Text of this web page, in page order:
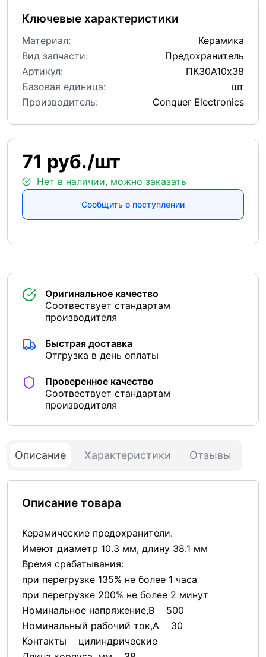
71 руб./шт
Нет в наличии, можно заказать
Сообщить о поступлении
Ключевые характеристики
Материал:
Керамика
Вид запчасти:
Предохранитель
Артикул:
ПК30А10х38
Базовая единица:
шт
Производитель:
Conquer Electronics
Оригинальное качество
Соотвествует стандартам
производителя
Быстрая доставка
Отгрузка в день оплаты
Проверенное качество
Соотвествует стандартам
производителя
Описание Характеристики Отзывы
Описание товара
Керамические предохранители.
Имеют диаметр 10.3 мм, длину 38.1 мм
Время срабатывания:
при перегрузке 135% не более 1 часа
при перегрузке 200% не более 2 минут
Номинальное напряжение,В 500
Номинальный рабочий ток,А 30
Контакты цилиндрические